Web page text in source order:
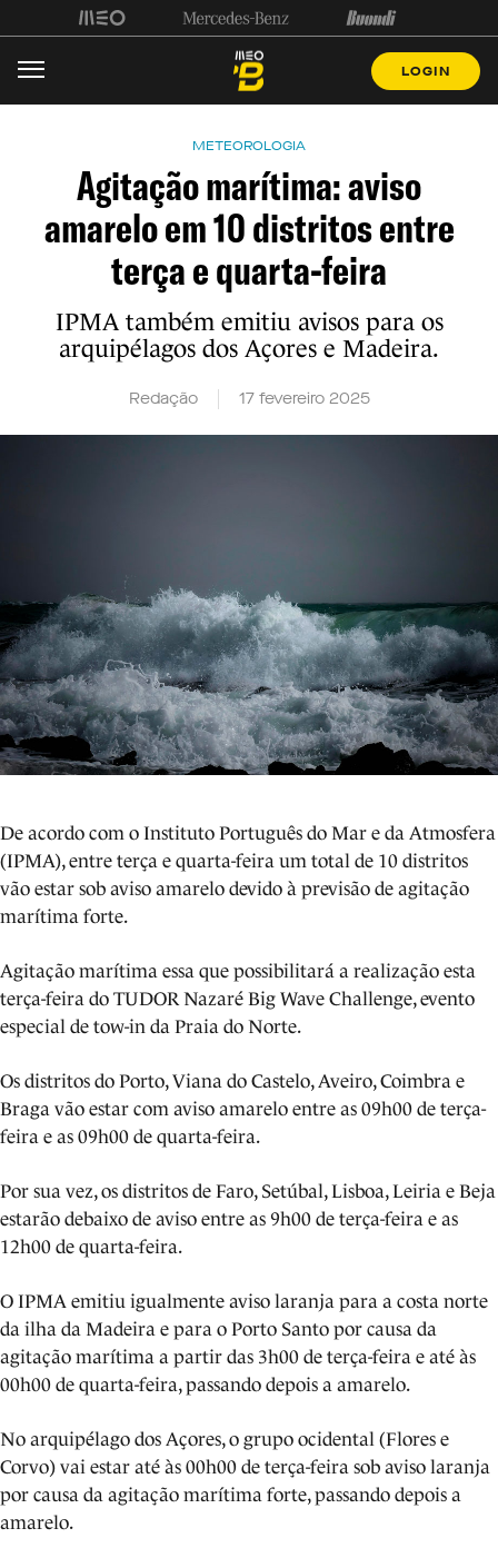
LOGIN
METEOROLOGIA
Agitação marítima: aviso
amarelo em 10 distritos entre
terça e quarta-feira
IPMA também emitiu avisos para os
arquipélagos dos Açores e Madeira.
Redação 17 fevereiro 2025
De acordo com o Instituto Português do Mar e da Atmosfera
(IPMA), entre terça e quarta-feira um total de 10 distritos
vão estar sob aviso amarelo devido à previsão de agitação
marítima forte.
Agitação marítima essa que possibilitará a realização esta
terça-feira do TUDOR Nazaré Big Wave Challenge, evento
especial de tow-in da Praia do Norte.
Os distritos do Porto, Viana do Castelo, Aveiro, Coimbra e
Braga vão estar com aviso amarelo entre as 09h00 de terça-
feira e as 09h00 de quarta-feira.
Por sua vez, os distritos de Faro, Setúbal, Lisboa, Leiria e Beja
estarão debaixo de aviso entre as 9h00 de terça-feira e as
12h00 de quarta-feira.
O IPMA emitiu igualmente aviso laranja para a costa norte
da ilha da Madeira e para o Porto Santo por causa da
agitação marítima a partir das 3h00 de terça-feira e até às
00h00 de quarta-feira, passando depois a amarelo.
No arquipélago dos Açores, o grupo ocidental (Flores e
Corvo) vai estar até às 00h00 de terça-feira sob aviso laranja
por causa da agitação marítima forte, passando depois a
amarelo.